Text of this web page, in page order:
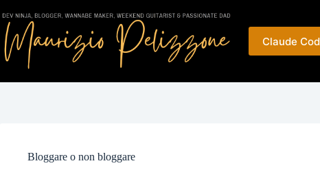
al
contenuto
Claude
Bloggare o non bloggare